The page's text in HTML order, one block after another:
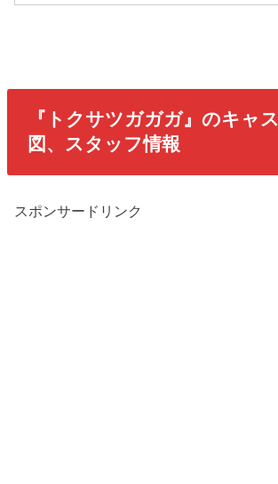
『トクサツガガガ』のキャ
図、スタッフ情報
スポンサードリンク